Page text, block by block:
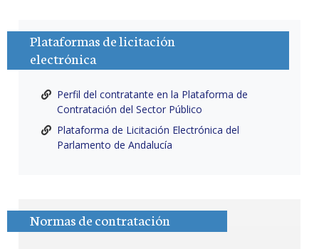
Plataformas de licitación
electrónica
Perfil del contratante en la Plataforma de
Contratación del Sector Público
Plataforma de Licitación Electrónica del
Parlamento de Andalucía
Normas de contratación